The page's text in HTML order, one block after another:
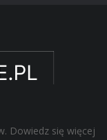
Dowiedz się więcej